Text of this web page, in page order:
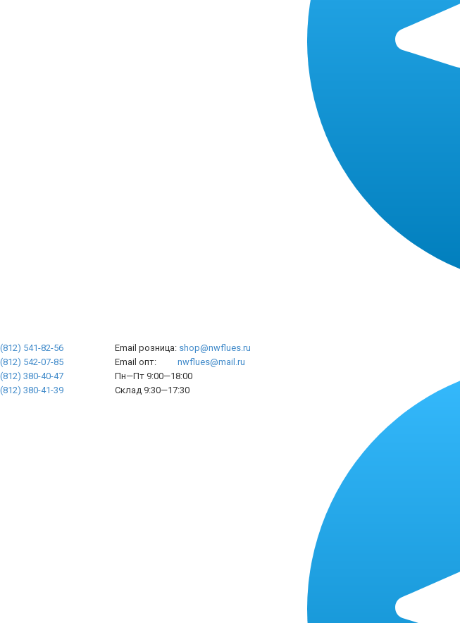
541-82-56
542-07-85
380-40-47
380-41-39
Email розница: shop@nwflues.ru
Email опт: nwflues@mail.ru
Пн—Пт 9:00—18:00
Склад 9:30—17:30